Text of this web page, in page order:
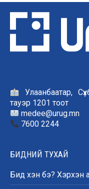
Улаанбаатар,
тауэр 1201 тоот
medee@urug.mn
7600 2244
БИДНИЙ ТУХАЙ
Бид хэн бэ? Хэрхэн